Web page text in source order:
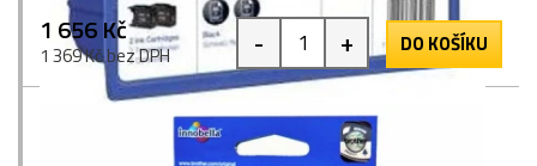
1 656 Kč
1 369 Kč bez DPH - + DO KOŠÍKU